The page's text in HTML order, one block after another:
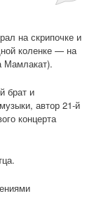
на скрипочке и
коленке — на
Мамлакат).
брат и
автор 21-й
концерта